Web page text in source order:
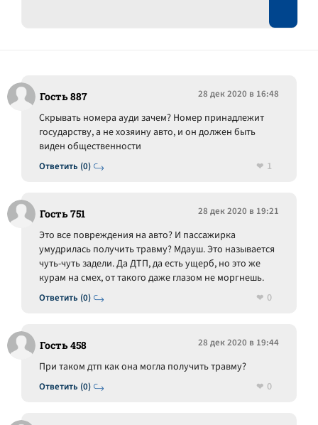
Гость 887 28 дек 2020 в 16:48
Ответить (0)
Скрывать номера ауди зачем? Номер принадлежит
государству, а не хозяину авто, и он должен быть
виден общественности
1
Гость 751 28 дек 2020 в 19:21
Ответить (0)
Это все повреждения на авто? И пассажирка
умудрилась получить травму? Мдауш. Это называется
чуть-чуть задели. Да ДТП, да есть ущерб, но это же
курам на смех, от такого даже глазом не моргнешь.
0
Гость 458 28 дек 2020 в 19:44
Ответить (0)
При таком дтп как она могла получить травму?
0